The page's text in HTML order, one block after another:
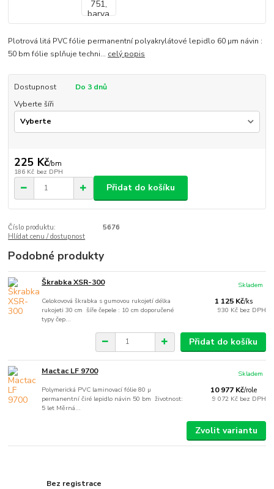
Plotrová litá PVC fólie permanentní polyakrylátové lepidlo 60 µm návin :
50 bm fólie splňuje techni... celý popis
Dostupnost
Do 3 dnů
Vyberte šíři
225 Kč/bm
186 Kč bez DPH
Přidat do košíku
Číslo produktu:
5676
Hlídat cenu / dostupnost
Podobné produkty
Škrabka XSR-300
Celokovová škrabka s gumovou rukojetí délka
rukojeti 30 cm šíře čepele : 10 cm doporučené
typy čep...
1 125 Kč/ks
930 Kč bez DPH
Skladem
Přidat do košíku
Mactac LF 9700
Polymerická PVC laminovací fólie 80 µ
permanentní čiré lepidlo návin 50 bm životnost:
5 let Měrná...
10 977 Kč/role
9 072 Kč bez DPH
Skladem
Zvolit variantu
Bez registrace